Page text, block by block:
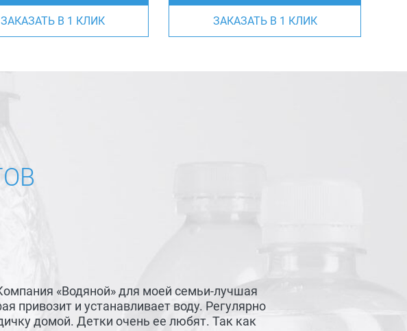
ЗАКАЗАТЬ В 1 КЛИК ЗАКАЗАТЬ В 1 КЛИК
«Водяной» для моей семьи-лучшая
привозит и устанавливает воду. Регулярно
домой. Детки очень ее любят. Так как